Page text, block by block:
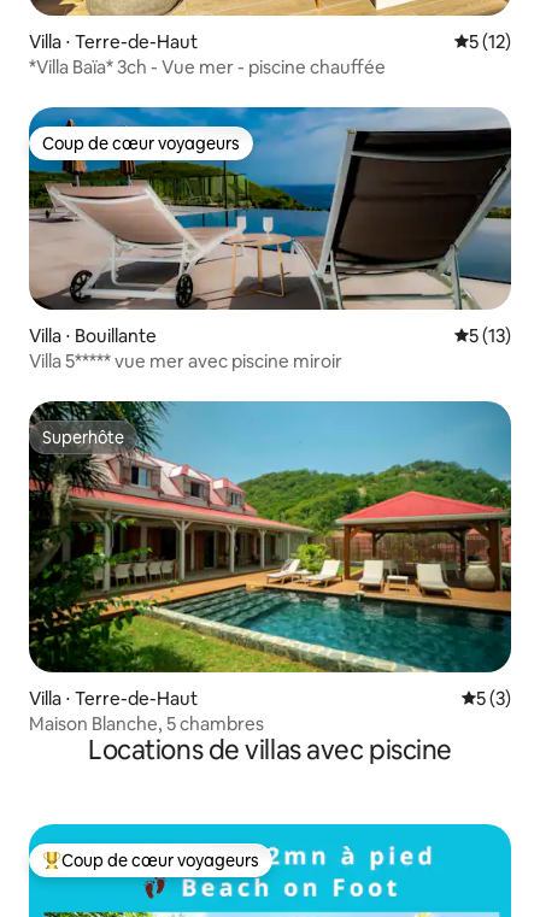
Villa ⋅ Terre-de-Haut
5 (12)
*Villa Baïa* 3ch - Vue mer - piscine chauffée
Coup de cœur voyageurs
Coup de cœur voyageurs
Villa ⋅ Bouillante
5 (13)
Villa 5***** vue mer avec piscine miroir
Superhôte
Superhôte
Villa ⋅ Terre-de-Haut
5 (3)
Maison Blanche, 5 chambres
Locations de villas avec piscine
Coups de cœur voyageurs les plus appréciés
Coup de cœur voyageurs